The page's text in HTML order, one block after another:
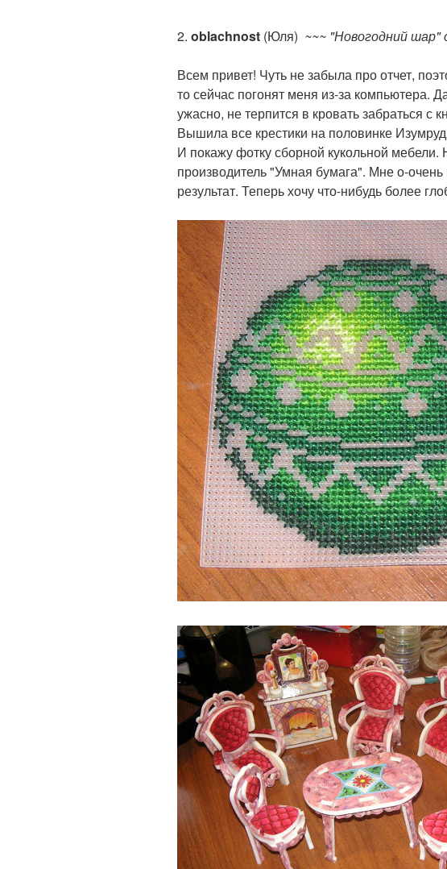
2. oblachnost (Юля) ~~~ "Новогодний
Всем привет! Чуть не забыла про отчет,
то сейчас погонят меня из-за компьютера.
ужасно, не терпится в кровать забраться с
Вышила все крестики на половинке
И покажу фотку сборной кукольной мебели.
производитель "Умная бумага". Мне о-
результат. Теперь хочу что-нибудь более